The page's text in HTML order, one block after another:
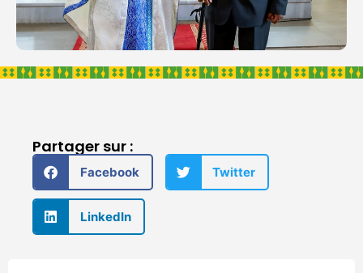
Partager sur :
Facebook Twitter
LinkedIn